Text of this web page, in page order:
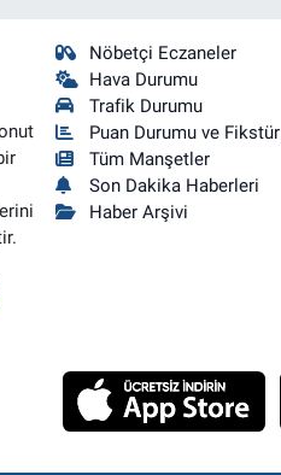
Nöbetçi Eczaneler
Hava Durumu
Trafik Durumu
Puan Durumu ve Fikstür
Tüm Manşetler
Son Dakika Haberleri
Haber Arşivi